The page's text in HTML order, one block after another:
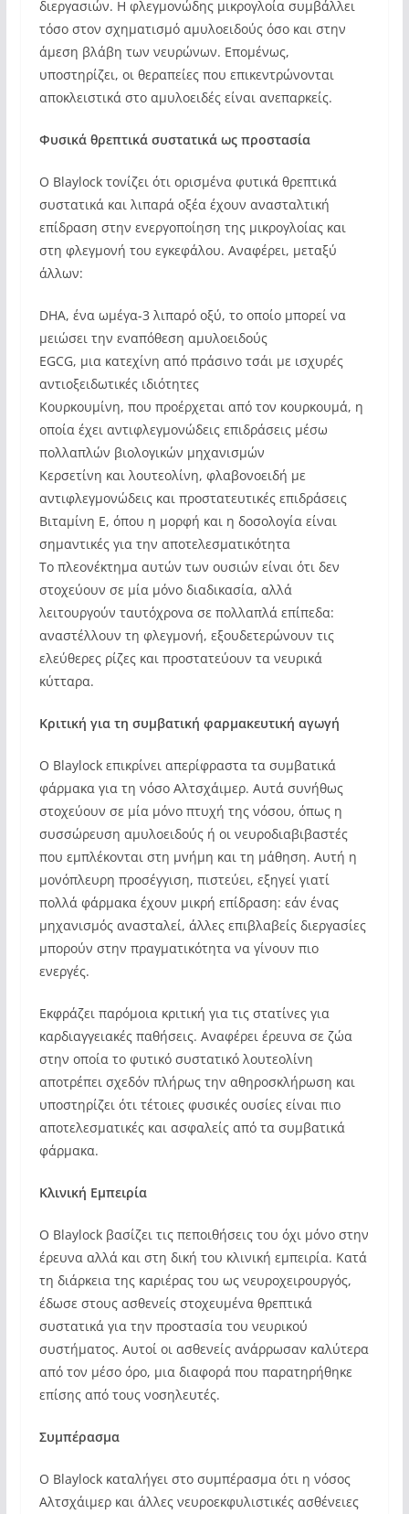
διεργασιών. Η φλεγμονώδης μικρογλοία συμβάλλει
τόσο στον σχηματισμό αμυλοειδούς όσο και στην
άμεση βλάβη των νευρώνων. Επομένως,
υποστηρίζει, οι θεραπείες που επικεντρώνονται
αποκλειστικά στο αμυλοειδές είναι ανεπαρκείς.
Φυσικά θρεπτικά συστατικά ως προστασία
Ο Blaylock τονίζει ότι ορισμένα φυτικά θρεπτικά
συστατικά και λιπαρά οξέα έχουν ανασταλτική
επίδραση στην ενεργοποίηση της μικρογλοίας και
στη φλεγμονή του εγκεφάλου. Αναφέρει, μεταξύ
άλλων:
DHA, ένα ωμέγα-3 λιπαρό οξύ, το οποίο μπορεί να
μειώσει την εναπόθεση αμυλοειδούς
EGCG, μια κατεχίνη από πράσινο τσάι με ισχυρές
αντιοξειδωτικές ιδιότητες
Κουρκουμίνη, που προέρχεται από τον κουρκουμά, η
οποία έχει αντιφλεγμονώδεις επιδράσεις μέσω
πολλαπλών βιολογικών μηχανισμών
Κερσετίνη και λουτεολίνη, φλαβονοειδή με
αντιφλεγμονώδεις και προστατευτικές επιδράσεις
Βιταμίνη Ε, όπου η μορφή και η δοσολογία είναι
σημαντικές για την αποτελεσματικότητα
Το πλεονέκτημα αυτών των ουσιών είναι ότι δεν
στοχεύουν σε μία μόνο διαδικασία, αλλά
λειτουργούν ταυτόχρονα σε πολλαπλά επίπεδα:
αναστέλλουν τη φλεγμονή, εξουδετερώνουν τις
ελεύθερες ρίζες και προστατεύουν τα νευρικά
κύτταρα.
Κριτική για τη συμβατική φαρμακευτική αγωγή
Ο Blaylock επικρίνει απερίφραστα τα συμβατικά
φάρμακα για τη νόσο Αλτσχάιμερ. Αυτά συνήθως
στοχεύουν σε μία μόνο πτυχή της νόσου, όπως η
συσσώρευση αμυλοειδούς ή οι νευροδιαβιβαστές
που εμπλέκονται στη μνήμη και τη μάθηση. Αυτή η
μονόπλευρη προσέγγιση, πιστεύει, εξηγεί γιατί
πολλά φάρμακα έχουν μικρή επίδραση: εάν ένας
μηχανισμός ανασταλεί, άλλες επιβλαβείς διεργασίες
μπορούν στην πραγματικότητα να γίνουν πιο
ενεργές.
Εκφράζει παρόμοια κριτική για τις στατίνες για
καρδιαγγειακές παθήσεις. Αναφέρει έρευνα σε ζώα
στην οποία το φυτικό συστατικό λουτεολίνη
αποτρέπει σχεδόν πλήρως την αθηροσκλήρωση και
υποστηρίζει ότι τέτοιες φυσικές ουσίες είναι πιο
αποτελεσματικές και ασφαλείς από τα συμβατικά
φάρμακα.
Κλινική Εμπειρία
Ο Blaylock βασίζει τις πεποιθήσεις του όχι μόνο στην
έρευνα αλλά και στη δική του κλινική εμπειρία. Κατά
τη διάρκεια της καριέρας του ως νευροχειρουργός,
έδωσε στους ασθενείς στοχευμένα θρεπτικά
συστατικά για την προστασία του νευρικού
συστήματος. Αυτοί οι ασθενείς ανάρρωσαν καλύτερα
από τον μέσο όρο, μια διαφορά που παρατηρήθηκε
επίσης από τους νοσηλευτές.
Συμπέρασμα
Ο Blaylock καταλήγει στο συμπέρασμα ότι η νόσος
Αλτσχάιμερ και άλλες νευροεκφυλιστικές ασθένειες